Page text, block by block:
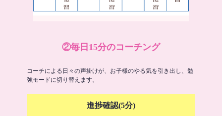
②毎日15分のコーチング
コーチによる日々の声掛けが、お子様のやる気を引き出し、勉
強モードに切り替えます。
進捗確認(5分)